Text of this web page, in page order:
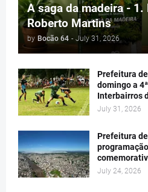
A saga da madeira -
Roberto Martins
by Bocão 64 - July 31, 2026
Prefeitura
domingo a
Interbairros
July 31, 2026
Prefeitura
July 24, 2026